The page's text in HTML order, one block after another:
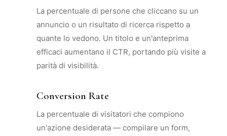
La percentuale di persone che cliccano su un
annuncio o un risultato di ricerca rispetto a
quante lo vedono. Un titolo e un'anteprima
efficaci aumentano il CTR, portando più visite a
parità di visibilità.
Conversion Rate
La percentuale di visitatori che compiono
un'azione desiderata — compilare un form,